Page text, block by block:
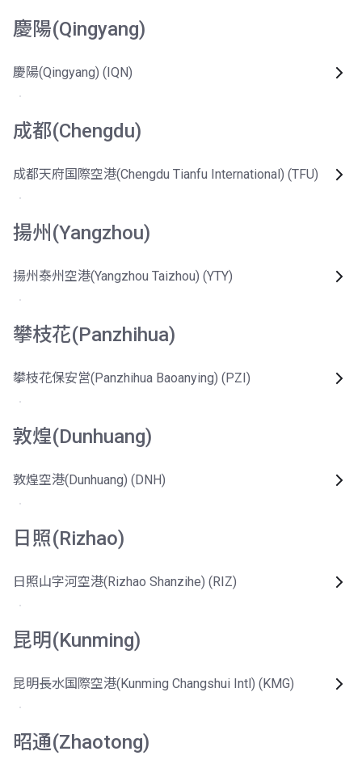
慶陽(Qingyang)
慶陽(Qingyang) (IQN)
成都(Chengdu)
成都天府国際空港(Chengdu Tianfu International) (TFU)
揚州(Yangzhou)
揚州泰州空港(Yangzhou Taizhou) (YTY)
攀枝花(Panzhihua)
攀枝花保安営(Panzhihua Baoanying) (PZI)
敦煌(Dunhuang)
敦煌空港(Dunhuang) (DNH)
日照(Rizhao)
日照山字河空港(Rizhao Shanzihe) (RIZ)
昆明(Kunming)
昆明長水国際空港(Kunming Changshui Intl) (KMG)
昭通(Zhaotong)